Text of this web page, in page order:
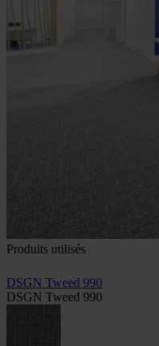
Produits utilisés
DSGN Tweed 990
DSGN Tweed 990